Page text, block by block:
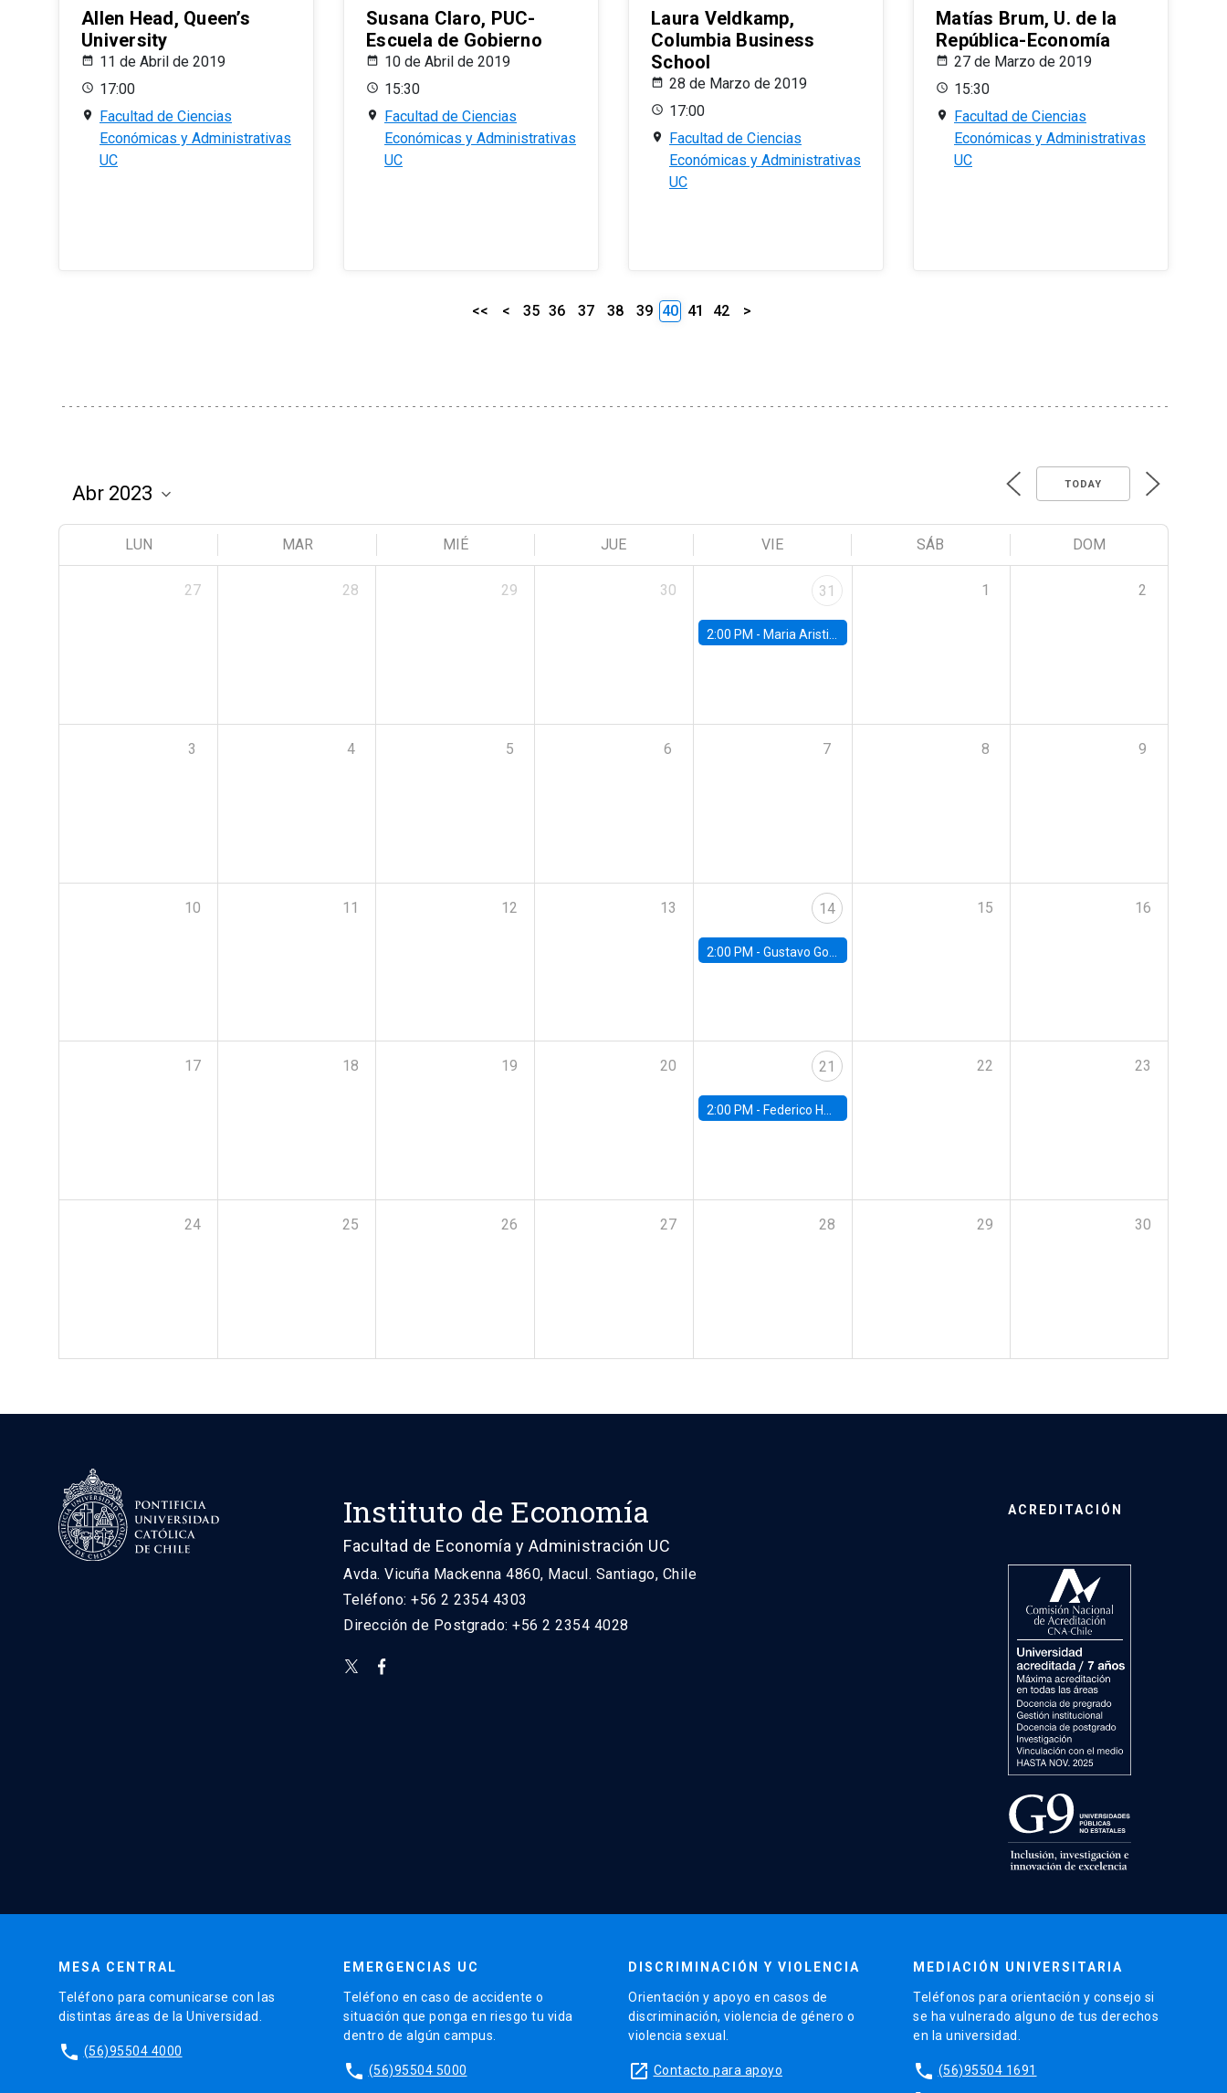
Allen Head, Queen’s
University
11 de Abril de 2019
17:00
Facultad de Ciencias
Económicas y Administrativas
UC
Susana Claro, PUC-
Escuela de Gobierno
10 de Abril de 2019
15:30
Facultad de Ciencias
Económicas y Administrativas
UC
Laura Veldkamp,
Columbia Business
School
28 de Marzo de 2019
17:00
Facultad de Ciencias
Económicas y Administrativas
UC
Matías Brum, U. de la
República-Economía
27 de Marzo de 2019
15:30
Facultad de Ciencias
Económicas y Administrativas
UC
<< < 35 36 37 38 39 40 41 42 >
TODAY
LUN MAR MIÉ JUE VIE SÁB DOM
27 28 29 30 31
2:00 PM - Maria Aristizabal-Ramirez, FED Board
1 2
3 4 5 6 7 8 9
10 11 12 13 14
2:00 PM - Gustavo González - Banco Central de Chile
15 16
17 18 19 20 21
2:00 PM - Federico Huneeus - Banco Central de Chile
22 23
24 25 26 27 28 29 30
Instituto de Economía
Facultad de Economía y Administración UC
Avda. Vicuña Mackenna 4860, Macul. Santiago, Chile
Teléfono: +56 2 2354 4303
Dirección de Postgrado: +56 2 2354 4028
ACREDITACIÓN
MESA CENTRAL
Teléfono para comunicarse con las
distintas áreas de la Universidad.
phone (56)95504 4000
EMERGENCIAS UC
Teléfono en caso de accidente o
situación que ponga en riesgo tu vida
dentro de algún campus.
phone (56)95504 5000
DISCRIMINACIÓN Y VIOLENCIA
Orientación y apoyo en casos de
discriminación, violencia de género o
violencia sexual.
launch Contacto para apoyo
MEDIACIÓN UNIVERSITARIA
Teléfonos para orientación y consejo si
se ha vulnerado alguno de tus derechos
en la universidad.
phone (56)95504 1691